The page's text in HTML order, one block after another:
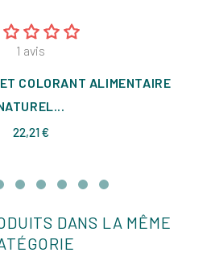
1 avis
COLORANT ALIMENTAIRE
22,21 €Prix
DANS LA MÊME